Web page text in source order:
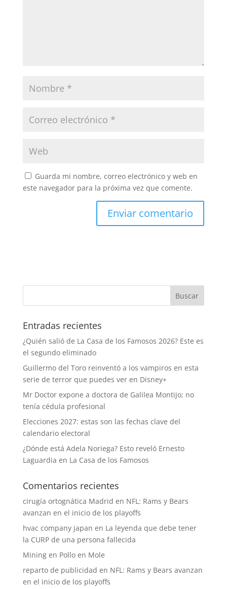
Guarda mi nombre, correo electrónico y web en
este navegador para la próxima vez que comente.
Entradas recientes
¿Quién salió de La Casa de los Famosos 2026? Este es
el segundo eliminado
Guillermo del Toro reinventó a los vampiros en esta
serie de terror que puedes ver en Disney+
Mr Doctor expone a doctora de Galilea Montijo; no
tenía cédula profesional
Elecciones 2027: estas son las fechas clave del
calendario electoral
¿Dónde está Adela Noriega? Esto reveló Ernesto
Laguardia en La Casa de los Famosos
Comentarios recientes
cirugía ortognática Madrid en NFL: Rams y Bears
avanzan en el inicio de los playoffs
hvac company japan en La leyenda que debe tener
la CURP de una persona fallecida
Miningen Pollo en Mole
reparto de publicidad en NFL: Rams y Bears avanzan
en el inicio de los playoffs